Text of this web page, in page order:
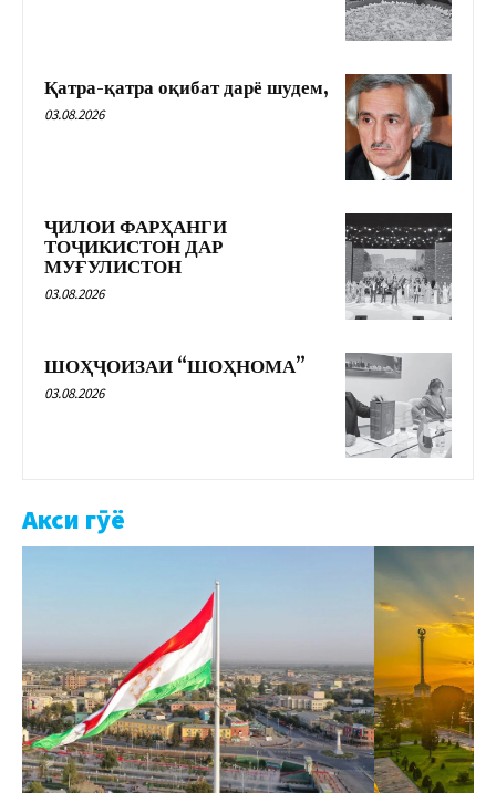
Қатра-қатра оқибат дарё шудем,
03.08.2026
ҶИЛОИ ФАРҲАНГИ
ТОҶИКИСТОН ДАР
МУҒУЛИСТОН
03.08.2026
ШОҲҶОИЗАИ “ШОҲНОМА”
03.08.2026
Акси гӯё